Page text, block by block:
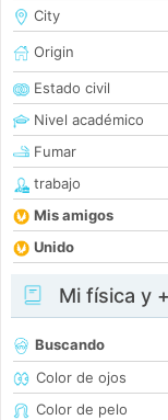
City
Origin
Estado civil
Nivel académico
Fumar
trabajo
Mis amigos
Unido
Mi física y +
Buscando
Color de ojos
Color de pelo